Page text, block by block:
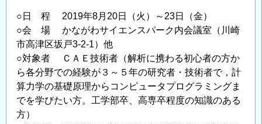
○日 程 2019年8月20日（火）～23日（金）
○会 場 かながわサイエンスパーク内会議室（川崎
市高津区坂戸3-2-1）他
○対象者 ＣＡＥ技術者（解析に携わる初心者の方か
ら各分野での経験が３～５年の研究者・技術者で，計
算力学の基礎原理からコンピュータプログラミングま
でを学びたい方。工学部卒、高専卒程度の知識のある
方）